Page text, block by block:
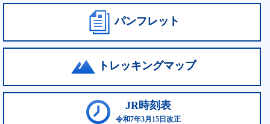
パンフレット
トレッキングマップ
JR時刻表
令和7年3月15日改正